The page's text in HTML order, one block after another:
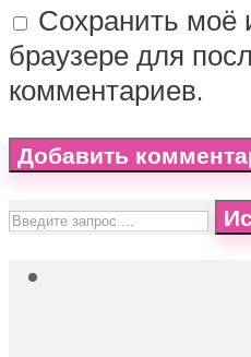
Сохранить моё
браузере для
комментариев.